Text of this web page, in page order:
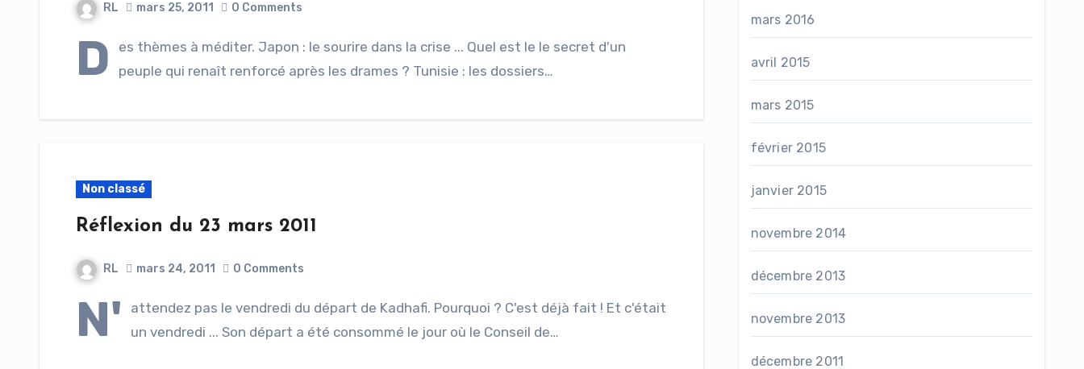
RL mars 25, 2011 0 Comments
D
es thèmes à méditer. Japon : le sourire dans la crise ... Quel est le le secret d'un
peuple qui renaît renforcé après les drames ? Tunisie : les dossiers…
Non classé
Réflexion du 23 mars 2011
RL mars 24, 2011 0 Comments
N'
attendez pas le vendredi du départ de Kadhafi. Pourquoi ? C'est déjà fait ! Et c'était
un vendredi ... Son départ a été consommé le jour où le Conseil de…
mars 2016
avril 2015
mars 2015
février 2015
janvier 2015
novembre 2014
décembre 2013
novembre 2013
décembre 2011